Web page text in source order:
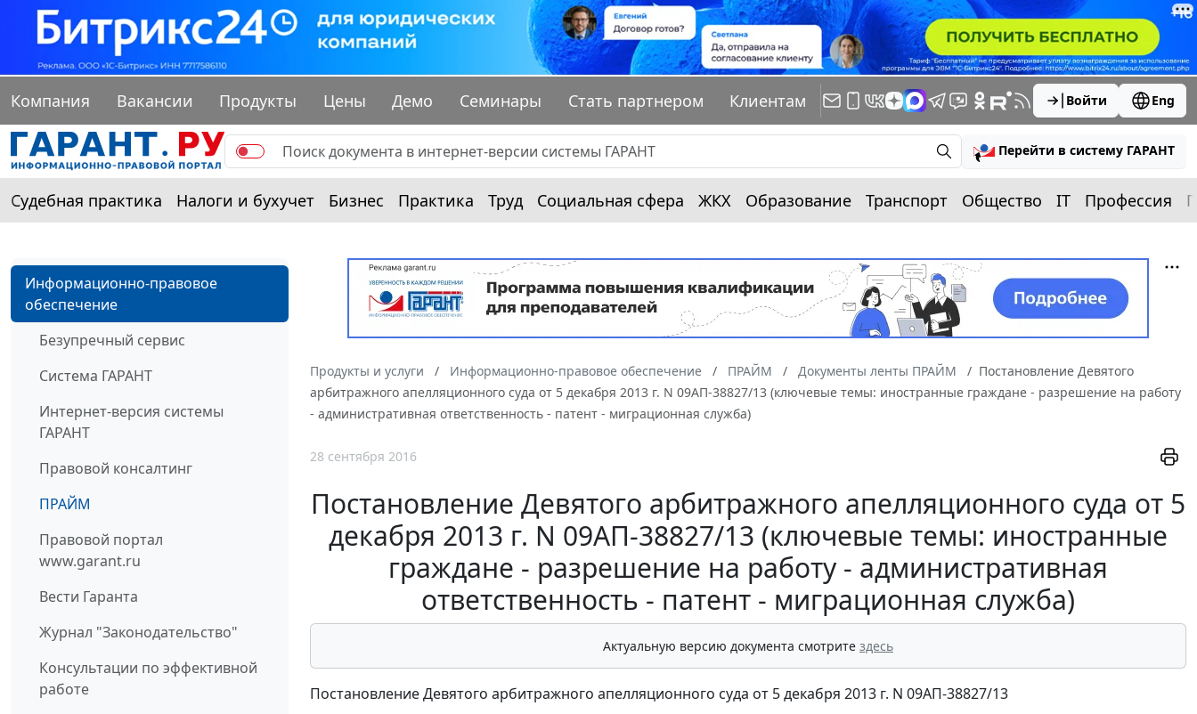
Компания Вакансии Продукты Цены Демо Семинары Стать партнером Клиентам Войти Eng
Перейти в систему ГАРАНТ
Судебная практика Налоги и бухучет Бизнес Практика Труд Социальная сфера ЖКХ Образование Транспорт Общество IT Профессия
Информационно-правовое
обеспечение
Безупречный сервис
Система ГАРАНТ
Интернет-версия системы
ГАРАНТ
Правовой консалтинг
ПРАЙМ
Правовой портал
www.garant.ru
Вести Гаранта
Журнал "Законодательство"
Консультации по эффективной
работе
Продукты и услуги Информационно-правовое обеспечение ПРАЙМ Документы ленты ПРАЙМ
Постановление Девятого
арбитражного апелляционного суда от 5 декабря 2013 г. N 09АП-38827/13 (ключевые темы: иностранные граждане - разрешение на работу
- административная ответственность - патент - миграционная служба)
28 сентября 2016
Постановление Девятого арбитражного апелляционного суда от 5
декабря 2013 г. N 09АП-38827/13 (ключевые темы: иностранные
граждане - разрешение на работу - административная
ответственность - патент - миграционная служба)
Актуальную версию документа смотрите здесь
Постановление Девятого арбитражного апелляционного суда от 5 декабря 2013 г. N 09АП-38827/13